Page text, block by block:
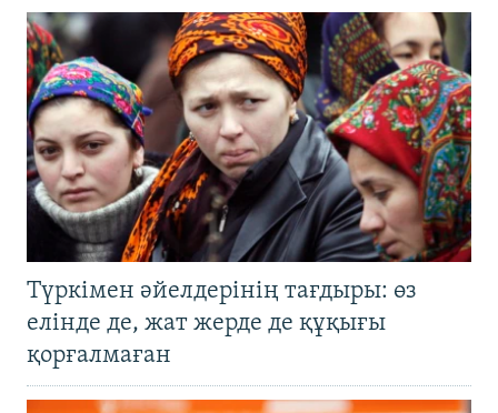
Түркімен әйелдерінің тағдыры: өз
елінде де, жат жерде де құқығы
қорғалмаған